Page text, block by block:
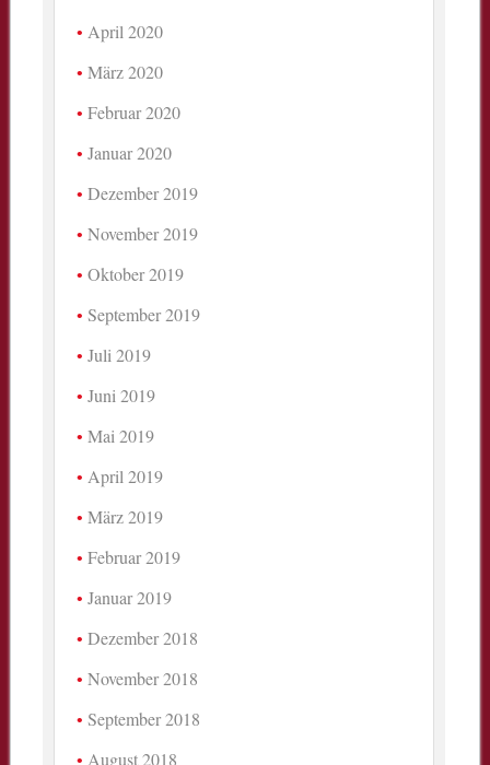
April 2020
März 2020
Februar 2020
Januar 2020
Dezember 2019
November 2019
Oktober 2019
September 2019
Juli 2019
Juni 2019
Mai 2019
April 2019
März 2019
Februar 2019
Januar 2019
Dezember 2018
November 2018
September 2018
August 2018